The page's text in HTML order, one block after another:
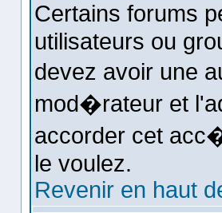
Certains forums
utilisateurs ou
devez avoir une
mod�rateur et
accorder cet
le voulez.
Revenir en haut